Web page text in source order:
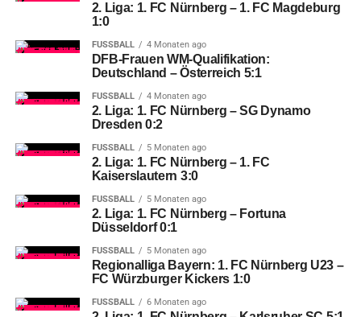
2. Liga: 1. FC Nürnberg – 1. FC Magdeburg
1:0
FUSSBALL 4 Monaten ago
DFB-Frauen WM-Qualifikation:
Deutschland – Österreich 5:1
FUSSBALL 4 Monaten ago
2. Liga: 1. FC Nürnberg – SG Dynamo
Dresden 0:2
FUSSBALL 5 Monaten ago
2. Liga: 1. FC Nürnberg – 1. FC
Kaiserslautern 3:0
FUSSBALL 5 Monaten ago
2. Liga: 1. FC Nürnberg – Fortuna
Düsseldorf 0:1
FUSSBALL 5 Monaten ago
Regionalliga Bayern: 1. FC Nürnberg U23 –
FC Würzburger Kickers 1:0
FUSSBALL 6 Monaten ago